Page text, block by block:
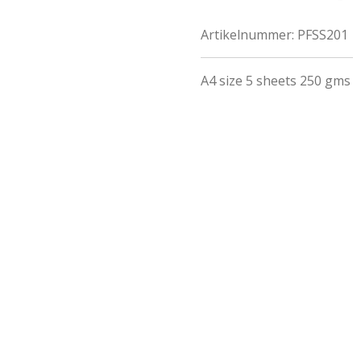
Artikelnummer: PFSS201
A4 size 5 sheets 250 gms